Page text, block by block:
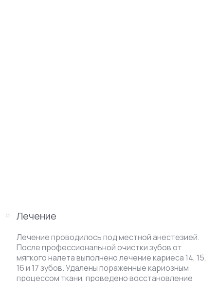
Лечение
Лечение проводилось под местной анестезией.
После профессиональной очистки зубов от
мягкого налета выполнено лечение кариеса 14, 15,
16 и 17 зубов. Удалены пораженные кариозным
процессом ткани, проведено восстановление